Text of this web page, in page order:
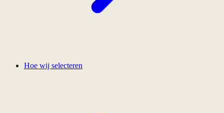
Hoe wij selecteren